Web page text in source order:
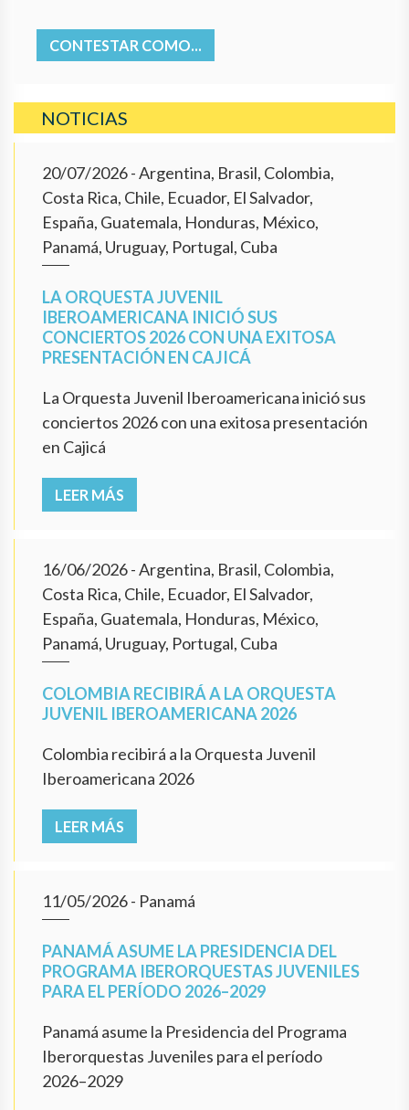
CONTESTAR COMO...
NOTICIAS
20/07/2026- Argentina, Brasil, Colombia,
Costa Rica, Chile, Ecuador, El Salvador,
España, Guatemala, Honduras, México,
Panamá, Uruguay, Portugal, Cuba
LA ORQUESTA JUVENIL
IBEROAMERICANA INICIÓ SUS
CONCIERTOS 2026 CON UNA EXITOSA
PRESENTACIÓN EN CAJICÁ
La Orquesta Juvenil Iberoamericana inició sus
conciertos 2026 con una exitosa presentación
en Cajicá
LEER MÁS
16/06/2026- Argentina, Brasil, Colombia,
Costa Rica, Chile, Ecuador, El Salvador,
España, Guatemala, Honduras, México,
Panamá, Uruguay, Portugal, Cuba
COLOMBIA RECIBIRÁ A LA ORQUESTA
JUVENIL IBEROAMERICANA 2026
Colombia recibirá a la Orquesta Juvenil
Iberoamericana 2026
LEER MÁS
11/05/2026- Panamá
PANAMÁ ASUME LA PRESIDENCIA DEL
PROGRAMA IBERORQUESTAS JUVENILES
PARA EL PERÍODO 2026–2029
Panamá asume la Presidencia del Programa
Iberorquestas Juveniles para el período
2026–2029